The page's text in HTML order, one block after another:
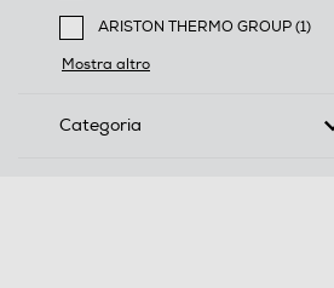
Filtra per Marca: ARISTON
ARISTON THERMO GROUP (1)
Filtra per Marca: ARISTON
Mostra altro
Categoria